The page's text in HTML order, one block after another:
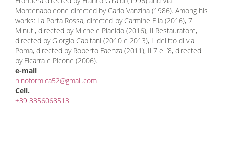
Montenapoleone directed by Carlo Vanzina (1986). Among his
works: La Porta Rossa, directed by Carmine Elia (2016), 7
Minuti, directed by Michele Placido (2016), Il Restauratore,
directed by Giorgio Capitani (2010 e 2013), Il delitto di via
Poma, directed by Roberto Faenza (2011), Il 7 e l’8, directed
by Ficarra e Picone (2006).
e-mail
ninoformica52@gmail.com
Cell.
+39 3356068513